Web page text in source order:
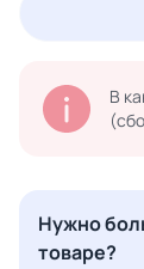
В
Нужно
товаре?